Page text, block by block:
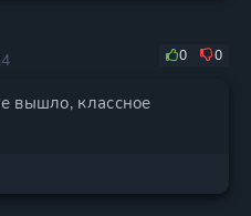
0 0
вышло, классное